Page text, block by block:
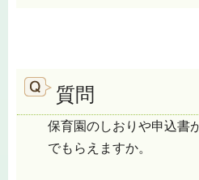
質問
保育園のしおりや申込書
でもらえますか。